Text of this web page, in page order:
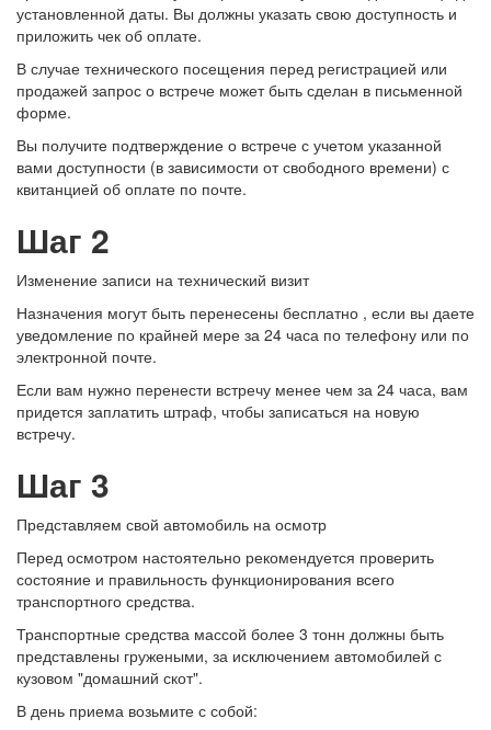
установленной даты. Вы должны указать свою доступность и
приложить чек об оплате.
В случае технического посещения перед регистрацией или
продажей запрос о встрече может быть сделан в письменной
форме.
Вы получите подтверждение о встрече с учетом указанной
вами доступности (в зависимости от свободного времени) с
квитанцией об оплате по почте.
Шаг 2
Изменение записи на технический визит
Назначения могут быть перенесены бесплатно , если вы даете
уведомление по крайней мере за 24 часа по телефону или по
электронной почте.
Если вам нужно перенести встречу менее чем за 24 часа, вам
придется заплатить штраф, чтобы записаться на новую
встречу.
Шаг 3
Представляем свой автомобиль на осмотр
Перед осмотром настоятельно рекомендуется проверить
состояние и правильность функционирования всего
транспортного средства.
Транспортные средства массой более 3 тонн должны быть
представлены гружеными, за исключением автомобилей с
кузовом "домашний скот".
В день приема возьмите с собой: